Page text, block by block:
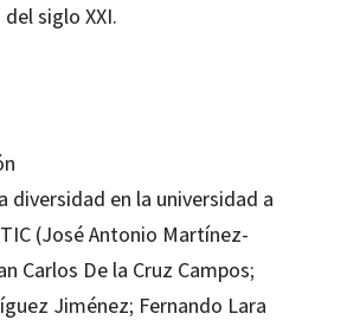
siglo XXI.
diversidad en la universidad a
(José Antonio Martínez-
Carlos De la Cruz Campos;
Jiménez; Fernando Lara